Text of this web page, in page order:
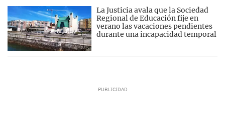
La Justicia avala que la Sociedad
Regional de Educación fije en
verano las vacaciones pendientes
durante una incapacidad temporal